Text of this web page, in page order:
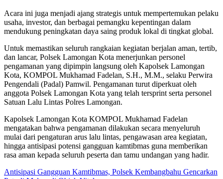
Acara ini juga menjadi ajang strategis untuk mempertemukan pelaku
usaha, investor, dan berbagai pemangku kepentingan dalam
mendukung peningkatan daya saing produk lokal di tingkat global.
Untuk memastikan seluruh rangkaian kegiatan berjalan aman, tertib,
dan lancar, Polsek Lamongan Kota menerjunkan personel
pengamanan yang dipimpin langsung oleh Kapolsek Lamongan
Kota, KOMPOL Mukhamad Fadelan, S.H., M.M., selaku Perwira
Pengendali (Padal) Pamwil. Pengamanan turut diperkuat oleh
anggota Polsek Lamongan Kota yang telah tersprint serta personel
Satuan Lalu Lintas Polres Lamongan.
Kapolsek Lamongan Kota KOMPOL Mukhamad Fadelan
mengatakan bahwa pengamanan dilakukan secara menyeluruh
mulai dari pengaturan arus lalu lintas, pengawasan area kegiatan,
hingga antisipasi potensi gangguan kamtibmas guna memberikan
rasa aman kepada seluruh peserta dan tamu undangan yang hadir.
Antisipasi Gangguan Kamtibmas, Polsek Kembangbahu Gencarkan